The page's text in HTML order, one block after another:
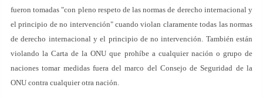
fueron tomadas "con pleno respeto de las normas de derecho internacional y
el principio de no intervención" cuando violan claramente todas las normas
de derecho internacional y el principio de no intervención. También están
violando la Carta de la ONU que prohíbe a cualquier nación o grupo de
naciones tomar medidas fuera del marco del Consejo de Seguridad de la
ONU contra cualquier otra nación.